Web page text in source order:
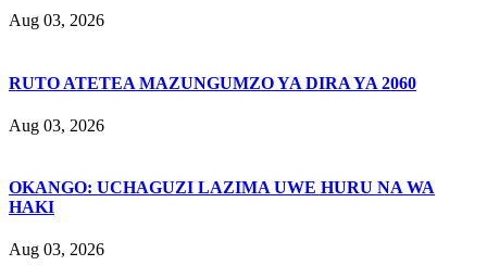
Aug 03, 2026
RUTO ATETEA MAZUNGUMZO YA DIRA YA 2060
Aug 03, 2026
OKANGO: UCHAGUZI LAZIMA UWE HURU NA WA
HAKI
Aug 03, 2026